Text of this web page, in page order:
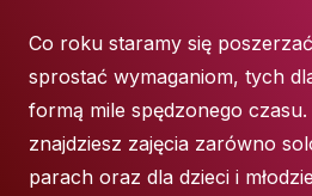
Co roku staramy się
sprostać wymaganiom, tych
formą mile spędzonego
znajdziesz zajęcia zarówno
parach oraz dla dzieci i